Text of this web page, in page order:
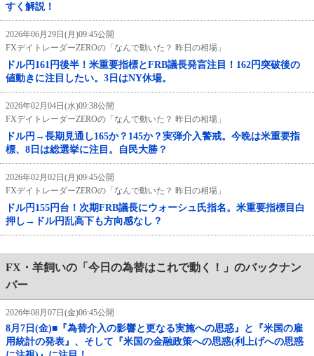
すく解説！
2026年06月29日(月)09:45公開
FXデイトレーダーZEROの「なんで動いた？ 昨日の相場」
ドル円161円後半！米重要指標とFRB議長発言注目！162円突破後の
値動きに注目したい。3日はNY休場。
2026年02月04日(水)09:38公開
FXデイトレーダーZEROの「なんで動いた？ 昨日の相場」
ドル円→長期見通し165か？145か？実弾介入警戒。今晩は米重要指
標、8日は総選挙に注目。自民大勝？
2026年02月02日(月)09:45公開
FXデイトレーダーZEROの「なんで動いた？ 昨日の相場」
ドル円155円台！次期FRB議長にウォーシュ氏指名。米重要指標目白
押し→ドル円乱高下も方向感なし？
FX・羊飼いの「今日の為替はこれで動く！」のバックナン
バー
2026年08月07日(金)06:45公開
8月7日(金)■『為替介入の影響と更なる実施への思惑』と『米国の雇
用統計の発表』、そして『米国の金融政策への思惑(利上げへの思惑